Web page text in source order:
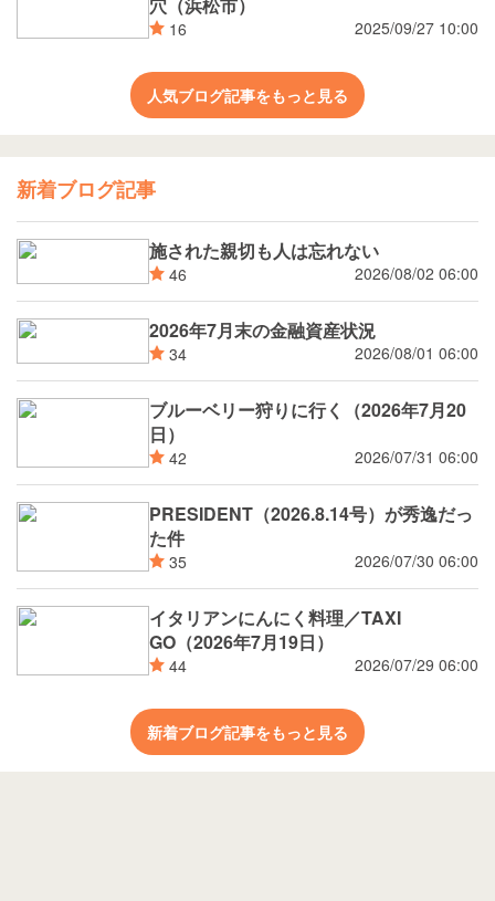
穴（浜松市）
16 2025/09/27 10:00
人気ブログ記事をもっと見る
新着ブログ記事
施された親切も人は忘れない
46 2026/08/02 06:00
2026年7月末の金融資産状況
34 2026/08/01 06:00
ブルーベリー狩りに行く（2026年7月20
日）
42 2026/07/31 06:00
PRESIDENT（2026.8.14号）が秀逸だっ
た件
35 2026/07/30 06:00
イタリアンにんにく料理／TAXI
GO（2026年7月19日）
44 2026/07/29 06:00
新着ブログ記事をもっと見る